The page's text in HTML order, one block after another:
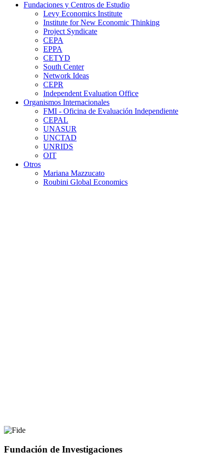
Fundaciones y Centros de Estudio
Levy Economics Institute
Institute for New Economic Thinking
Project Syndicate
CEPA
EPPA
CETYD
South Center
Network Ideas
CEPR
Independent Evaluation Office
Organismos Internacionales
FMI - Oficina de Evaluación Independiente
CEPAL
UNASUR
UNCTAD
UNRIDS
OIT
Otros
Mariana Mazzucato
Roubini Global Economics
Fundación de Investigaciones